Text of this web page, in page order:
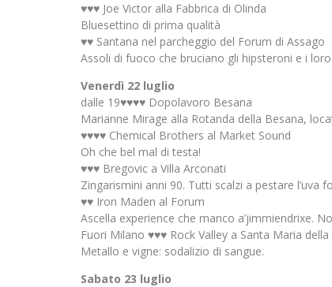
♥♥♥ Joe Victor alla Fabbrica di Olinda
Bluesettino di prima qualità
♥♥ Santana nel parcheggio del Forum di Assago
Assoli di fuoco che bruciano gli hipsteroni e i
Venerdì 22 luglio
dalle 19♥♥♥♥ Dopolavoro Besana
Marianne Mirage alla Rotanda della Besana,
♥♥♥♥ Chemical Brothers al Market Sound
Oh che bel mal di testa!
♥♥♥ Bregovic a Villa Arconati
Zingarismini anni 90. Tutti scalzi a pestare l’uva
♥♥ Iron Maden al Forum
Ascella experience che manco a’jimmiendrixe.
Fuori Milano ♥♥♥ Rock Valley a Santa Maria della
Metallo e vigne: sodalizio di sangue.
Sabato 23 luglio